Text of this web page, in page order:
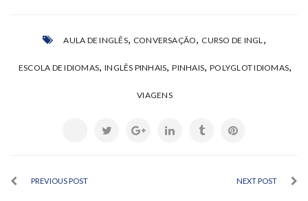
AULA DE INGLÊS, CONVERSAÇÃO, CURSO DE INGL,
ESCOLA DE IDIOMAS, INGLÊS PINHAIS, PINHAIS, POLYGLOT IDIOMAS,
VIAGENS
PREVIOUS POST NEXT POST